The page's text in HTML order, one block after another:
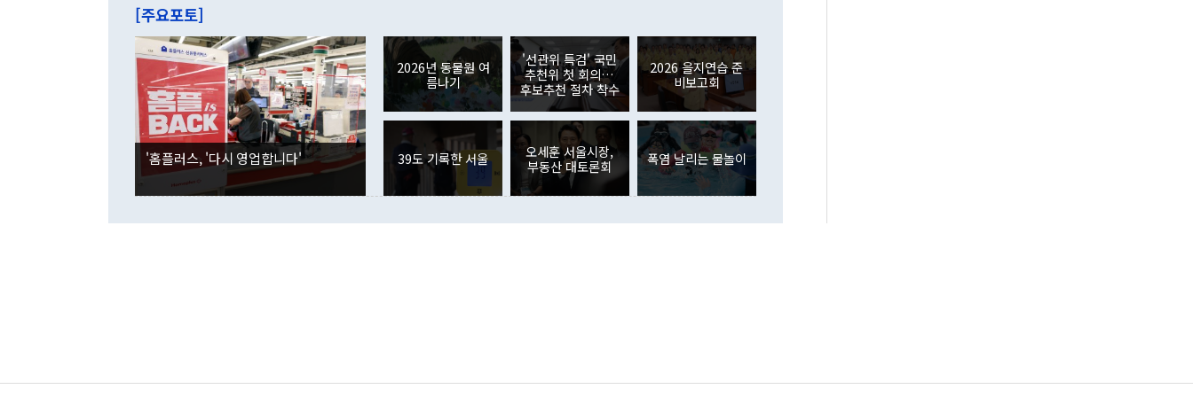
이 9월 러시아 블라디보스토크에서 열리는 '동방경제포럼(EEF)'을 언급하
며 "정부 차원에서 (참석을) 검토하고 있다"고 발언한 데 대해서도 조 장관
은 "그것은 외교부의 몫"이라며 "아직 거기까지 진도가 나가지 않았다"고
잘랐다. 정 장관이 이날 소개한 대북 구상과 설명은 정부 내 조율을 거치지
않았다는 점에서 문제가 있다. 특히 주적 표현 대체와 국호 사용, 9·19 군
사합의 복원, 4자회담 추진 등은 통일부 장관이 결정할 사안이 아니어서 월
권이라는 지적이 나오고 있다. 이 대통령은 정 장관의 업무보고를 듣고 난
뒤 "여기 업무보고에 발표했다고 승인난 건 아니다"라고 재차 확인했다. 정
부의 한 소식통은 "정 장관의 발언 내용은 대부분 국가안전보장회의(NSC)
를 거쳐 결정된 사안이 아닌 정 장관의 개인적 생각에 가깝다"며 "안보 관
련 부처 장관이 정부의 공식 정책이 아닌 사안을 추진하겠다고 업무보고를
하고 대통령의 면전에서 '국군통수권자가 나서야 한다'고 주장한 것은 심각
이나 미국은 북한에 선비핵화를 공식적으로 요구한 적이 없기 때문이다. 지
였던 올해 3월(369억9000만달러)을 넘어선 것이다. 직접투자에서는 내국
인의 해외투자가 80억1000만달러, 외국인의 국내투자가 46억3000만달러
각각 증가했다. 증권투자에서는 외국인의 국내 주식 매도세가 이어졌다. 외
국인의 국내 주식 투자는 차익실현 매도 등의 영향으로 316억1000만달러
감소하며 전월(-310억5000만달러)에 이어 역대 최대 순매도 기록을 다시
경신했다. 외국인의 국내 채권투자는 세계국채지수(WGBI) 자금 유입에도
분기 말 만기도래 영향으로 증가 폭이 줄어든 52억9000만달러를 기록했
다. 내국인의 해외 증권투자는 주식을 중심으로 35억6000만달러 증가했
다. eoyn2@newspim.com
[주요포토]
'홈플러스, '다시 영업합니다'
2026년 동물원 여
름나기
'선관위 특검' 국민
추천위 첫 회의…
후보추천 절차 착수
2026 을지연습 준
비보고회
39도 기록한 서울
오세훈 서울시장,
부동산 대토론회
폭염 날리는 물놀이